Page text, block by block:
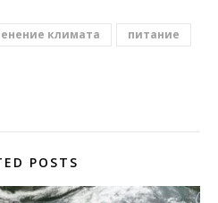
климата
питание
POSTS